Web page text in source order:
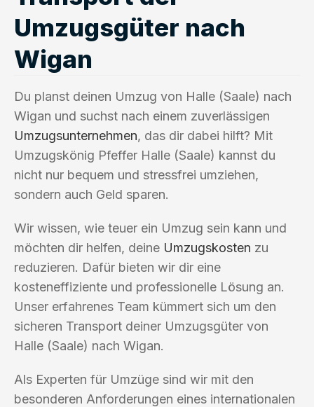
Umzugsgüter nach
Wigan
Du planst deinen Umzug von Halle (Saale) nach
Wigan und suchst nach einem zuverlässigen
Umzugsunternehmen, das dir dabei hilft? Mit
Umzugskönig Pfeffer Halle (Saale) kannst du
nicht nur bequem und stressfrei umziehen,
sondern auch Geld sparen.
Wir wissen, wie teuer ein Umzug sein kann und
möchten dir helfen, deine Umzugskosten zu
reduzieren. Dafür bieten wir dir eine
kosteneffiziente und professionelle Lösung an.
Unser erfahrenes Team kümmert sich um den
sicheren Transport deiner Umzugsgüter von
Halle (Saale) nach Wigan.
Als Experten für Umzüge sind wir mit den
besonderen Anforderungen eines internationalen